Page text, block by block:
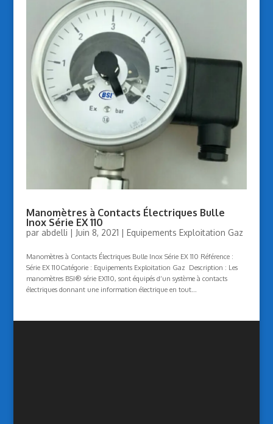
Manomètres à Contacts Électriques Bulle
Inox Série EX 110
par abdelli | Juin 8, 2021 | Equipements Exploitation Gaz
Manomètres à Contacts Électriques Bulle Inox Série EX 110 Référence :
Série EX 110Catégorie : Equipements Exploitation Gaz Description : Les
manomètres BSI® série EX110, sont équipés d’un système à contacts
électriques donnant une information électrique en tout...